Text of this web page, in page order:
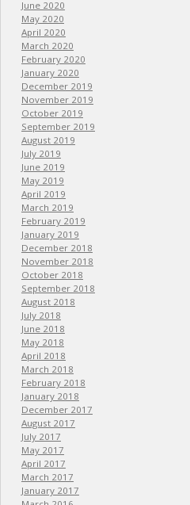
June 2020
May 2020
April 2020
March 2020
February 2020
January 2020
December 2019
November 2019
October 2019
September 2019
August 2019
July 2019
June 2019
May 2019
April 2019
March 2019
February 2019
January 2019
December 2018
November 2018
October 2018
September 2018
August 2018
July 2018
June 2018
May 2018
April 2018
March 2018
February 2018
January 2018
December 2017
August 2017
July 2017
May 2017
April 2017
March 2017
January 2017